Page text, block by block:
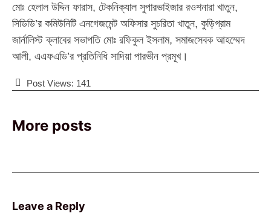
মোঃ হেলাল উদ্দিন ফারাস, টেকনিক্যাল সুপারভাইজার রওশনারা খাতুন,
সিডিডি’র কমিউনিটি এনগেজমেন্ট অফিসার সুচরিতা খাতুন, কুড়িগ্রাম
জার্নালিস্ট ক্লাবের সভাপতি মোঃ রফিকুল ইসলাম, সমাজসেবক আহম্মেদ
আলী, এএফএডি’র প্রতিনিধি সাদিয়া পারভীন প্রমূখ।
Post Views: 141
More posts
Leave a Reply